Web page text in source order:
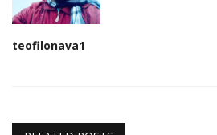
teofilonava1